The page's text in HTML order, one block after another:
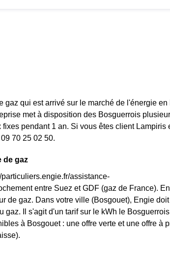
gaz qui est arrivé sur le marché de l'énergie en
met à disposition des Bosguerrois
pendant 1 an. Si vous êtes client Lampiris
70 25 02 50.
de gaz
assistance-
entre Suez et GDF (gaz de France).
de gaz. Dans votre ville (Bosgouet), Engie
gaz. Il s'agit d'un tarif sur le kWh le Bosguerrois
à Bosgouet : une offre verte et une offre à